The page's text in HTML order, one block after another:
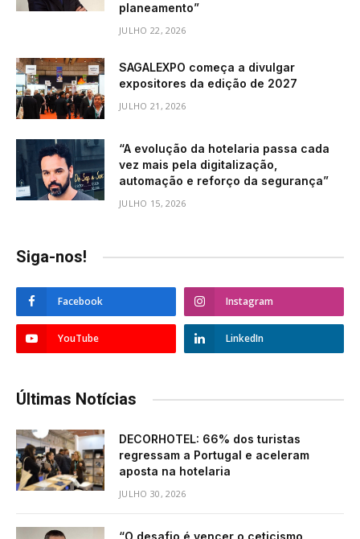
planeamento”
JULHO 22, 2026
SAGALEXPO começa a divulgar
expositores da edição de 2027
JULHO 21, 2026
“A evolução da hotelaria passa cada
vez mais pela digitalização,
automação e reforço da segurança”
JULHO 15, 2026
Siga-nos!
Facebook Instagram
YouTube LinkedIn
Últimas Notícias
DECORHOTEL: 66% dos turistas
regressam a Portugal e aceleram
aposta na hotelaria
JULHO 30, 2026
“O desafio é vencer o ceticismo